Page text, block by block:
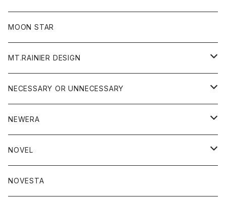
フリース
ジャケット
ニット
パンツ
帽子
MOON STAR
MT.RAINIER DESIGN
アウター
コート
ジャケット
アクセサリー
バッグ
グッズ
ウォレット
トップス
NECESSARY OR UNNECESSARY
アウター
コート
ジャケット
アクセサリー
バッグ
グッズ
NEWERA
帽子
NOVEL
トップス
NOVESTA